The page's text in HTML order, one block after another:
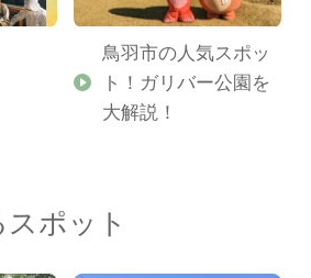
鳥羽市の人気スポッ
ト！ガリバー公園を
大解説！
ポット